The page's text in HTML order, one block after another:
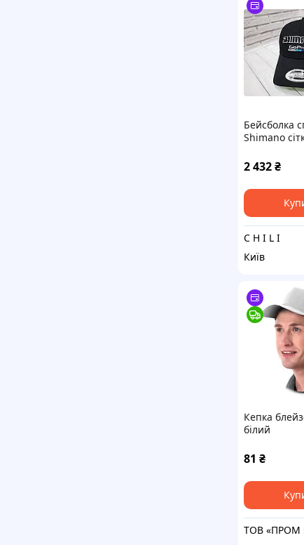
Бейсболка
Shimano
2 432₴
C H I L I
Київ
Кепка
білий
81 ₴